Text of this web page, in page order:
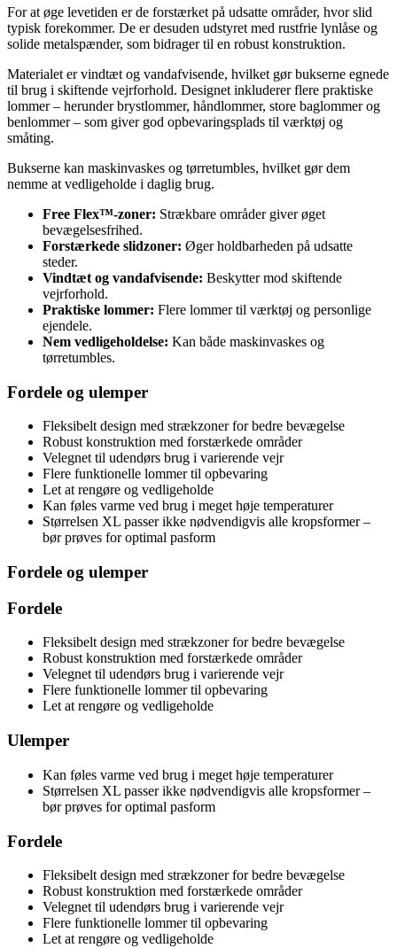
For at øge levetiden er de forstærket på udsatte områder, hvor slid
typisk forekommer. De er desuden udstyret med rustfrie lynlåse og
solide metalspænder, som bidrager til en robust konstruktion.
Materialet er vindtæt og vandafvisende, hvilket gør bukserne egnede
til brug i skiftende vejrforhold. Designet inkluderer flere praktiske
lommer – herunder brystlommer, håndlommer, store baglommer og
benlommer – som giver god opbevaringsplads til værktøj og
småting.
Bukserne kan maskinvaskes og tørretumbles, hvilket gør dem
nemme at vedligeholde i daglig brug.
Free Flex™-zoner: Strækbare områder giver øget
bevægelsesfrihed.
Forstærkede slidzoner: Øger holdbarheden på udsatte
steder.
Vindtæt og vandafvisende: Beskytter mod skiftende
vejrforhold.
Praktiske lommer: Flere lommer til værktøj og personlige
ejendele.
Nem vedligeholdelse: Kan både maskinvaskes og
tørretumbles.
Fordele og ulemper
Fleksibelt design med strækzoner for bedre bevægelse
Robust konstruktion med forstærkede områder
Velegnet til udendørs brug i varierende vejr
Flere funktionelle lommer til opbevaring
Let at rengøre og vedligeholde
Kan føles varme ved brug i meget høje temperaturer
Størrelsen XL passer ikke nødvendigvis alle kropsformer –
bør prøves for optimal pasform
Fordele og ulemper
Fordele
Fleksibelt design med strækzoner for bedre bevægelse
Robust konstruktion med forstærkede områder
Velegnet til udendørs brug i varierende vejr
Flere funktionelle lommer til opbevaring
Let at rengøre og vedligeholde
Ulemper
Kan føles varme ved brug i meget høje temperaturer
Størrelsen XL passer ikke nødvendigvis alle kropsformer –
bør prøves for optimal pasform
Fordele
Fleksibelt design med strækzoner for bedre bevægelse
Robust konstruktion med forstærkede områder
Velegnet til udendørs brug i varierende vejr
Flere funktionelle lommer til opbevaring
Let at rengøre og vedligeholde